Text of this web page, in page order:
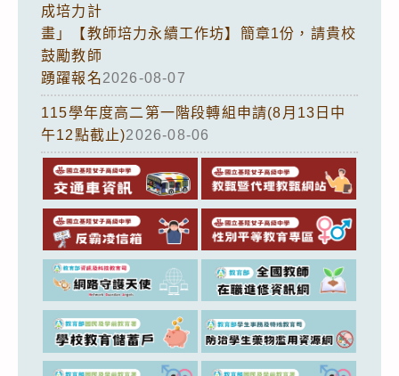
成培力計
畫」【教師培力永續工作坊】簡章1份，請貴校
鼓勵教師
踴躍報名2026-08-07
115學年度高二第一階段轉組申請(8月13日中
午12點截止)2026-08-06